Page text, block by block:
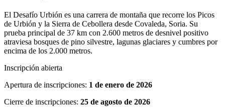
El Desafío Urbión es una carrera de montaña que recorre los Picos
de Urbión y la Sierra de Cebollera desde Covaleda, Soria. Su
prueba principal de 37 km con 2.600 metros de desnivel positivo
atraviesa bosques de pino silvestre, lagunas glaciares y cumbres por
encima de los 2.000 metros.
Inscripción abierta
Apertura de inscripciones: 1 de enero de 2026
Cierre de inscripciones: 25 de agosto de 2026